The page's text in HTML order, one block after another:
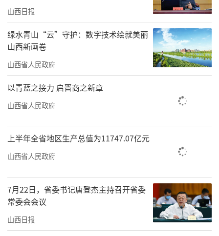
“沿着黄河一号旅游公路行驶，黄河美景
尽收眼底。我们游览平陆大天鹅景区，领略黄
河的磅礴气势，欣赏峡谷平湖的胜景，品尝纯
天然的农家美味。”聊起那次自驾之旅，郭鸿
意犹未尽。
总里程达1.3万公里的黄河、长城、太行三
个一号旅游公路，构建起“城景通、景景通、
城乡通”的全域旅游公路网。我省累计投入
7200万元新建、改扩建旅游厕所940座，实
施“畅联山西、信号升格”专项行动，全面提
升游客出行便利度与体验满意度。这些公路不
仅带动沿线旅游驿站、美丽乡村、观光采摘等
产业发展，更方便游客领略三晋风光，成为名
副其实的景观公路。
山西日报
绿水青山“云”守护：数字技术绘就美丽
山西新画卷
山西省人民政府
以青蓝之接力 启晋商之新章
山西省人民政府
上半年全省地区生产总值为11747.07亿元
山西省人民政府
7月22日，省委书记唐登杰主持召开省委
常委会会议
山西日报